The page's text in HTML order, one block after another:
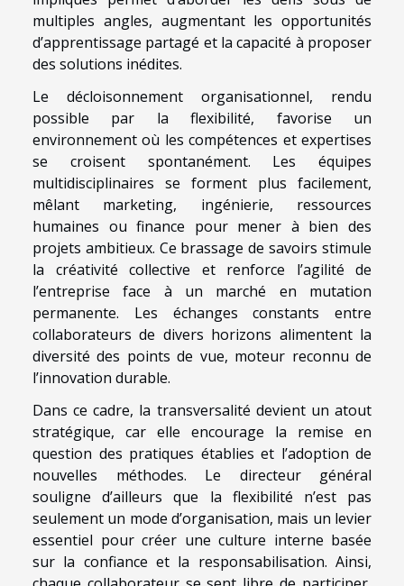
multiples angles, augmentant les opportunités
d’apprentissage partagé et la capacité à proposer
des solutions inédites.
Le décloisonnement organisationnel, rendu
possible par la flexibilité, favorise un
environnement où les compétences et expertises
se croisent spontanément. Les équipes
multidisciplinaires se forment plus facilement,
mêlant marketing, ingénierie, ressources
humaines ou finance pour mener à bien des
projets ambitieux. Ce brassage de savoirs stimule
la créativité collective et renforce l’agilité de
l’entreprise face à un marché en mutation
permanente. Les échanges constants entre
collaborateurs de divers horizons alimentent la
diversité des points de vue, moteur reconnu de
l’innovation durable.
Dans ce cadre, la transversalité devient un atout
stratégique, car elle encourage la remise en
question des pratiques établies et l’adoption de
nouvelles méthodes. Le directeur général
souligne d’ailleurs que la flexibilité n’est pas
seulement un mode d’organisation, mais un levier
essentiel pour créer une culture interne basée
sur la confiance et la responsabilisation. Ainsi,